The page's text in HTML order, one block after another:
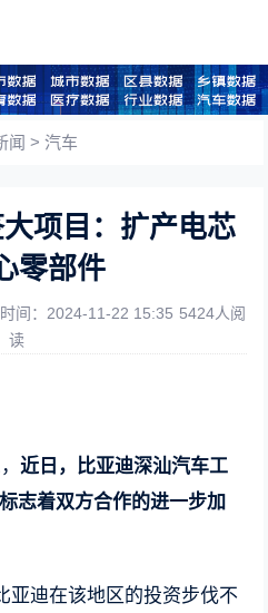
闻 >汽车
项目：扩产电芯
零部件
时间：2024-11-22 15:35 5424人阅
读
近日，比亚迪深汕汽车工
志着双方合作的进一步加
亚迪在该地区的投资步伐不